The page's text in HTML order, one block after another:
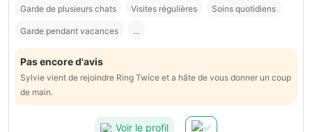
Garde de plusieurs chats Visites régulières Soins quotidiens
Garde pendant vacances ...
Pas encore d'avis
Sylvie vient de rejoindre Ring Twice et a hâte de vous donner un coup
de main.
Voir le profil